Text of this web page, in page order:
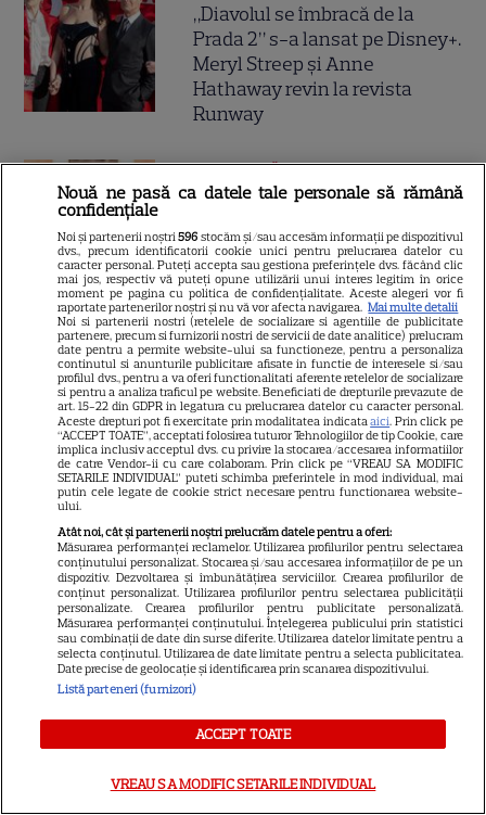
„Diavolul se îmbracă de la
Prada 2” s-a lansat pe Disney+.
Meryl Streep și Anne
Hathaway revin la revista
Runway
9
VEDETE STRĂINE
Meryl Streep, gest
impresionant pentru Anne
Hathaway și Emily Blunt la
„Diavolul se îmbracă de la
Prada 2”. Ce salarii ar fi primit
actrițele
13
VEDETE STRĂINE
Tom Holland, decizie radicală
pentru noul său film! Ce
promisiune a făcut actorul
după momentele virale în care
a făcut senzație prin dans
13
SKYSHOWTIME
Scarlett Johansson și Kristin
Scott Thomas, din nou mamă
și fiică pe ecran în „My
Mother's Wedding”. Când
apare filmul pe SkyShowtime
PRIME VIDEO
Nouă ne pasă ca datele tale personale să rămână
confidențiale
Noi și partenerii noștri596 stocăm și/sau accesăm informații pe dispozitivul
dvs., precum identificatorii cookie unici pentru prelucrarea datelor cu
caracter personal. Puteți accepta sau gestiona preferințele dvs. făcând clic
mai jos, respectiv vă puteți opune utilizării unui interes legitim în orice
moment pe pagina cu politica de confidențialitate. Aceste alegeri vor fi
raportate partenerilor noștri și nu vă vor afecta navigarea. Mai multe detalii
Noi si partenerii nostri (retelele de socializare si agentiile de publicitate
partenere, precum si furnizorii nostri de servicii de date analitice) prelucram
date pentru a permite website-ului sa functioneze, pentru a personaliza
continutul si anunturile publicitare afisate in functie de interesele si/sau
profilul dvs., pentru a va oferi functionalitati aferente retelelor de socializare
si pentru a analiza traficul pe website. Beneficiati de drepturile prevazute de
art. 15-22 din GDPR in legatura cu prelucrarea datelor cu caracter personal.
Aceste drepturi pot fi exercitate prin modalitatea indicataaici. Prin click pe
“ACCEPT TOATE”, acceptati folosirea tuturor Tehnologiilor de tip Cookie, care
implica inclusiv acceptul dvs. cu privire la stocarea/accesarea informatiilor
de catre Vendor-ii cu care colaboram. Prin click pe “VREAU SA MODIFIC
SETARILE INDIVIDUAL” puteti schimba preferintele in mod individual, mai
putin cele legate de cookie strict necesare pentru functionarea website-
ului.
Atât noi, cât și partenerii noștri prelucrăm datele pentru a oferi:
Măsurarea performanței reclamelor. Utilizarea profilurilor pentru selectarea
conținutului personalizat. Stocarea și/sau accesarea informațiilor de pe un
dispozitiv. Dezvoltarea și îmbunătățirea serviciilor. Crearea profilurilor de
conținut personalizat. Utilizarea profilurilor pentru selectarea publicității
personalizate. Crearea profilurilor pentru publicitate personalizată.
Măsurarea performanței conținutului. Înțelegerea publicului prin statistici
sau combinații de date din surse diferite. Utilizarea datelor limitate pentru a
selecta conținutul. Utilizarea de date limitate pentru a selecta publicitatea.
Date precise de geolocație și identificarea prin scanarea dispozitivului.
Listă parteneri (furnizori)
ACCEPT TOATE
VREAU SA MODIFIC SETARILE INDIVIDUAL